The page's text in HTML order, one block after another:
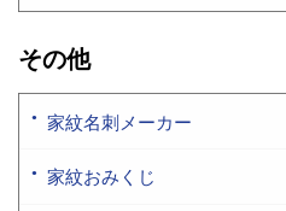
その他
家紋名刺メーカー
家紋おみくじ